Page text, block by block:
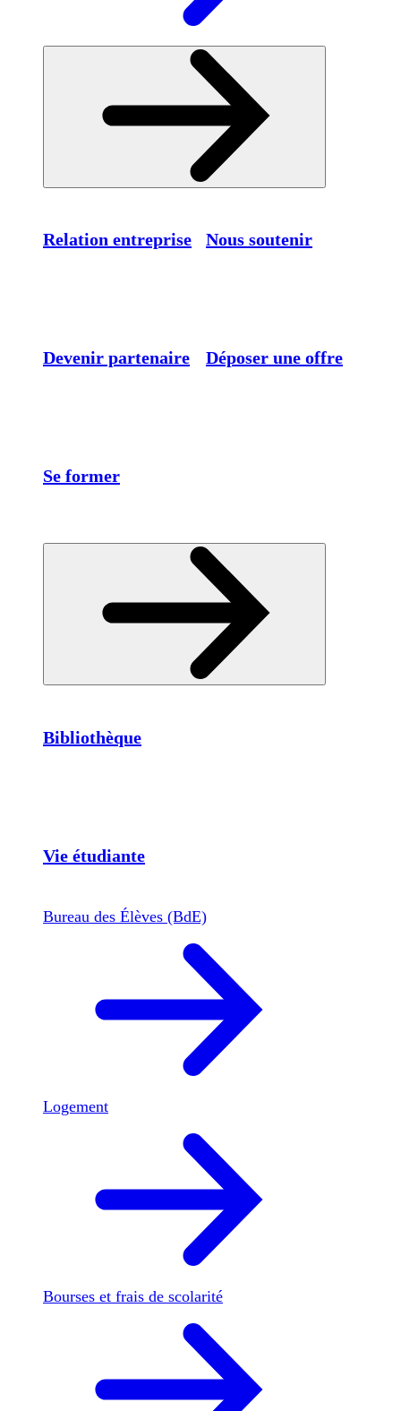
Relation entreprise Nous soutenir
Devenir partenaire Déposer une offre
Se former
Bibliothèque
Vie étudiante
Bureau des Élèves (BdE)
Logement
Bourses et frais de scolarité